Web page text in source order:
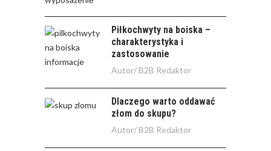
Piłkochwyty na boiska –
charakterystyka i
zastosowanie
Autor/ B2B Redaktor
Dlaczego warto oddawać
złom do skupu?
Autor/ B2B Redaktor